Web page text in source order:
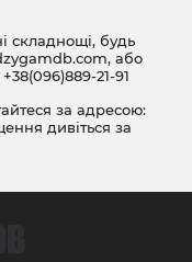
складнощі, будь
, або
+38(096)889-21-91
за адресою:
дивіться за